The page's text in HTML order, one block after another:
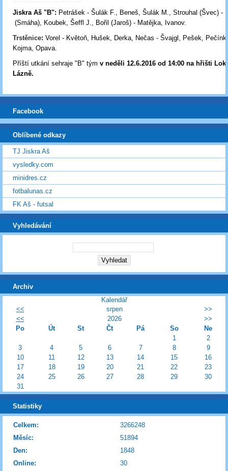
Jiskra Aš "B": Petrášek - Šulák F., Beneš, Šulák M., Strouhal (Švec) -
(Smáha), Koubek, Šeffl J., Bořil (Jaroš) - Matějka, Ivanov.
Trstěnice: Vorel - Květoň, Hušek, Derka, Nečas - Švajgl, Pešek,
Kojma, Opava.
Příští utkání sehraje "B" tým v neděli 12.6.2016 od 14:00 na hřišti
Lázně.
Facebook
Oblíbené odkazy
TJ Jiskra Aš
vysledky.com
minidres.cz
fotbalunas.cz
FK Aš - futsal
Vyhledávání
Archiv
Kalendář
<<
srpen
>>
<<
2026
>>
Po
Út St Čt Pá So
Ne
1
2
3
4 5 6 7 8
9
10
11 12 13 14 15
16
17
18 19 20 21 22
23
24
25 26 27 28 29
30
31
Statistiky
Online: 30
Celkem:
3266248
Měsíc:
51894
Den:
1848